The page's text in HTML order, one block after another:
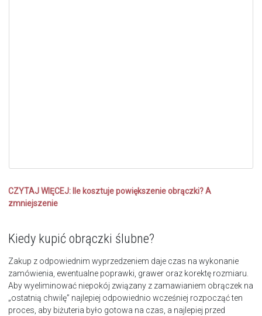
CZYTAJ WIĘCEJ: Ile kosztuje powiększenie obrączki? A
zmniejszenie
Kiedy kupić obrączki ślubne?
Zakup z odpowiednim wyprzedzeniem daje czas na wykonanie
zamówienia, ewentualne poprawki, grawer oraz korektę rozmiaru.
Aby wyeliminować niepokój związany z zamawianiem obrączek na
„ostatnią chwilę” najlepiej odpowiednio wcześniej rozpocząć ten
proces, aby biżuteria było gotowa na czas, a najlepiej przed